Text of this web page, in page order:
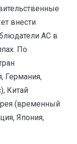
внести
АС в
По
Германия,
Китай
(временный
Япония,